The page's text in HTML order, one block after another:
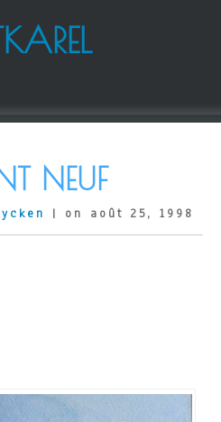
NEUF
| on août 25, 1998